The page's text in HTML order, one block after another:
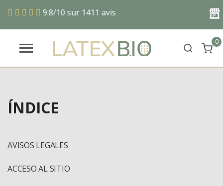
9.8/10 sur 1411 avis
0
ÍNDICE
AVISOS LEGALES
ACCESO AL SITIO